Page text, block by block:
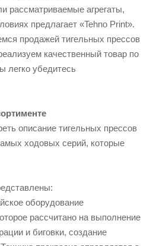
рассматриваемые агрегаты,
предлагает «Tehno Print».
продажей тигельных прессов
качественный товар по
легко убедитесь
описание тигельных прессов
ходовых серий, которые
оборудование
рассчитано на выполнение
и биговки, создание